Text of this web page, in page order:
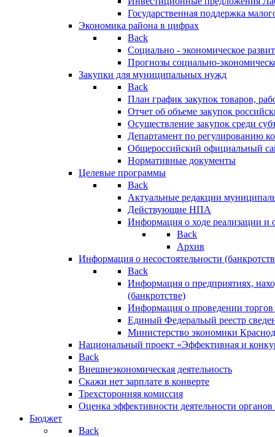
Государственная поддержка
Экономика района в цифрах
Back
Социально - экономическое
Прогнозы социально-
Закупки для муниципальных нужд
Back
План график закупок товаров,
Отчет об объеме закупок
Осуществление закупок среди
Департамент по регулированию
Общероссийский официальный
Нормативные документы
Целевые программы
Back
Актуальные редакции
Действующие НПА
Информация о ходе реализации
Back
Архив
Информация о несостоятельности
Back
Информация о предприятиях,
(банкротстве)
Информация о проведении
Единый Федеральый реестр
Министерство экономики
Национальный проект «Эффективная и
Back
Внешнеэкономическая деятельность
Скажи нет зарплате в конверте
Трехсторонняя комиссия
Оценка эффективности деятельности
Бюджет
Back